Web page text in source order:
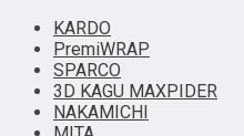
KARDO
PremiWRAP
SPARCO
3D KAGU MAXPIDER
NAKAMICHI